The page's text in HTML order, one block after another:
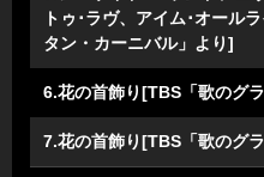
トゥ･ラヴ、アイム･オール
タン・カーニバル」より]
6.花の首飾り[TBS「歌のグ
7.花の首飾り[TBS「歌のグ